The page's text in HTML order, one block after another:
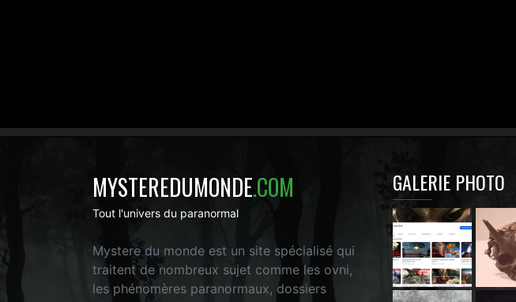
MYSTEREDUMONDE.COM
Tout l'univers du paranormal
Mystere du monde est un site spécialisé qui
traitent de nombreux sujet comme les ovni,
les phénomères paranormaux, dossiers
GALERIE PHOTO